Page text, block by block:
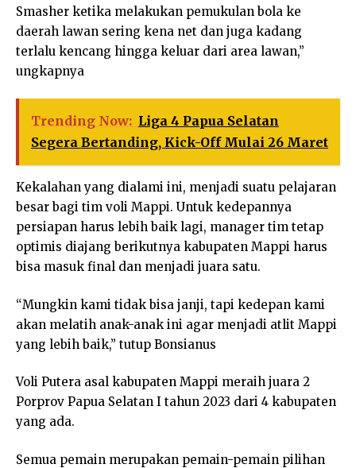
Smasher ketika melakukan pemukulan bola ke
daerah lawan sering kena net dan juga kadang
terlalu kencang hingga keluar dari area lawan,”
ungkapnya
Trending Now: Liga 4 Papua Selatan
Segera Bertanding, Kick-Off Mulai 26 Maret
Kekalahan yang dialami ini, menjadi suatu pelajaran
besar bagi tim voli Mappi. Untuk kedepannya
persiapan harus lebih baik lagi, manager tim tetap
optimis diajang berikutnya kabupaten Mappi harus
bisa masuk final dan menjadi juara satu.
“Mungkin kami tidak bisa janji, tapi kedepan kami
akan melatih anak-anak ini agar menjadi atlit Mappi
yang lebih baik,” tutup Bonsianus
Voli Putera asal kabupaten Mappi meraih juara 2
Porprov Papua Selatan I tahun 2023 dari 4 kabupaten
yang ada.
Semua pemain merupakan pemain-pemain pilihan